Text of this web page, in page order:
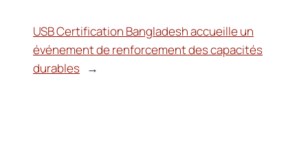
USB Certification Bangladesh accueille un
événement de renforcement des capacités
durables →